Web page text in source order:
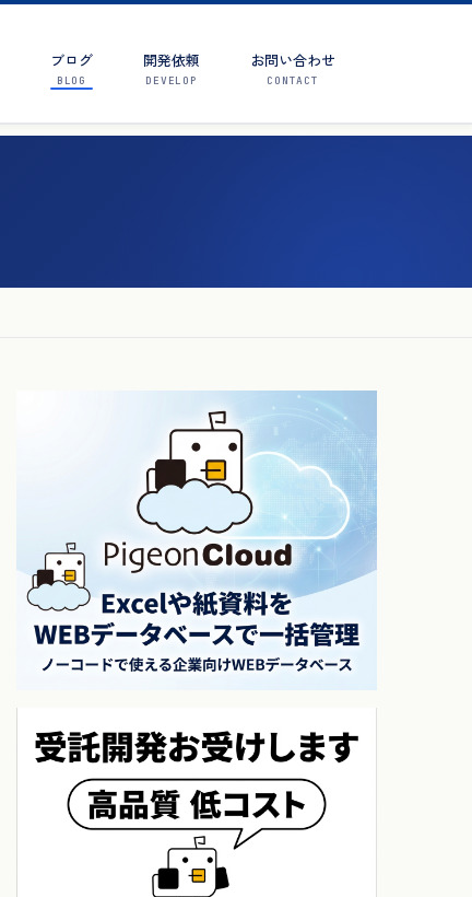
ブログ
BLOG
開発依頼
DEVELOP
お問い合わせ
CONTACT